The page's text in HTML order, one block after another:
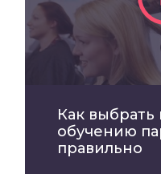
Как выбрать
обучению
правильно